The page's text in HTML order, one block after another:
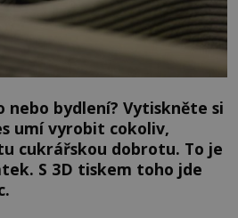
nebo bydlení? Vytiskněte si
umí vyrobit cokoliv,
cukrářskou dobrotu. To je
S 3D tiskem toho jde